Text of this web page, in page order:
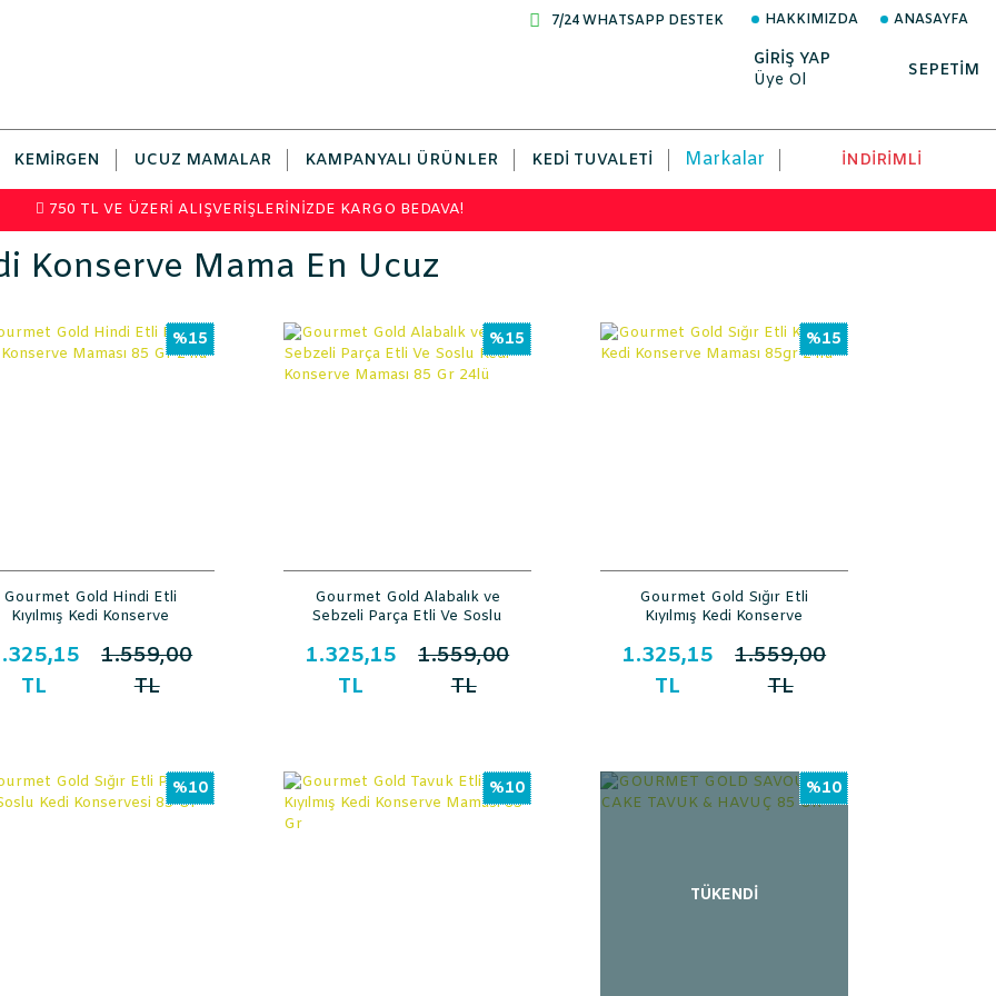
7/24 WHATSAPP DESTEK HAKKIMIZDA ANASAYFA
GİRİŞ YAP
Üye Ol
SEPETİM
KEMIRGEN UCUZ MAMALAR KAMPANYALI ÜRÜNLER KEDI TUVALETI Markalar İNDİRİMLİ
750 TL VE ÜZERİ ALIŞVERİŞLERİNİZDE KARGO BEDAVA!
Konserve Mama En Ucuz
%15
Gourmet Gold Hindi Etli
Kıyılmış Kedi Konserve
TL
1.559,00
TL
%15
Gourmet Gold Alabalık ve
Sebzeli Parça Etli Ve Soslu
24lü
1.325,15
TL
1.559,00
TL
%15
Gourmet Gold Sığır Etli
Kıyılmış Kedi Konserve
1.325,15
TL
1.559,00
TL
%10 %10 %10
TÜKENDİ